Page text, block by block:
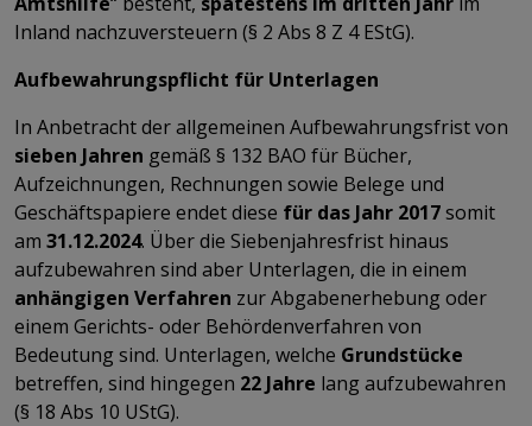
Inland nachzuversteuern (§ 2 Abs 8 Z 4 EStG).
Aufbewahrungspflicht für Unterlagen
In Anbetracht der allgemeinen Aufbewahrungsfrist von
sieben Jahren gemäß § 132 BAO für Bücher,
Aufzeichnungen, Rechnungen sowie Belege und
Geschäftspapiere endet diese für das Jahr 2017somit
am 31.12.2024. Über die Siebenjahresfrist hinaus
aufzubewahren sind aber Unterlagen, die in einem
anhängigen Verfahren zur Abgabenerhebung oder
einem Gerichts- oder Behördenverfahren von
Bedeutung sind. Unterlagen, welche Grundstücke
betreffen, sind hingegen 22 Jahre lang aufzubewahren
(§ 18 Abs 10 UStG).